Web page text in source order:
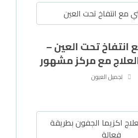
انتفاخ تحت العين –
مع مركز مشهور
تجميل العيون